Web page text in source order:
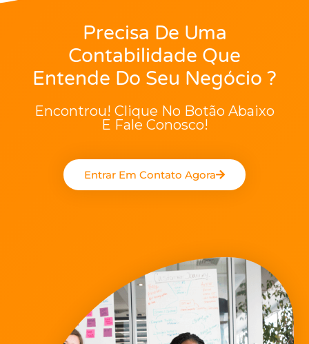
Precisa De Uma
Contabilidade Que
Entende Do Seu Negócio ?
Encontrou! Clique No Botão Abaixo
E Fale Conosco!
Entrar Em Contato Agora